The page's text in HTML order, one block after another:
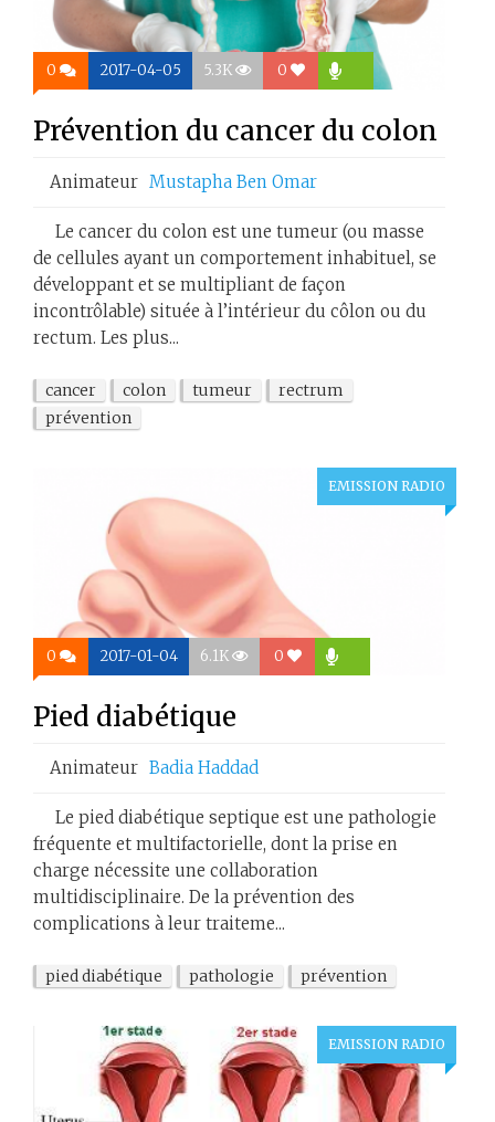
0 2017-04-05 5.3K 0
Prévention du cancer du colon
Animateur Mustapha Ben Omar
Le cancer du colon est une tumeur (ou masse
de cellules ayant un comportement inhabituel, se
développant et se multipliant de façon
incontrôlable) située à l’intérieur du côlon ou du
rectum. Les plus...
cancer colon tumeur
rectrum
prévention
EMISSION RADIO
0 2017-01-04 6.1K 0
Pied diabétique
Animateur Badia Haddad
Le pied diabétique septique est une pathologie
fréquente et multifactorielle, dont la prise en
charge nécessite une collaboration
multidisciplinaire. De la prévention des
complications à leur traiteme...
pied diabétique pathologie prévention
EMISSION RADIO